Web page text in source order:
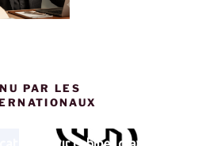
PAR LES